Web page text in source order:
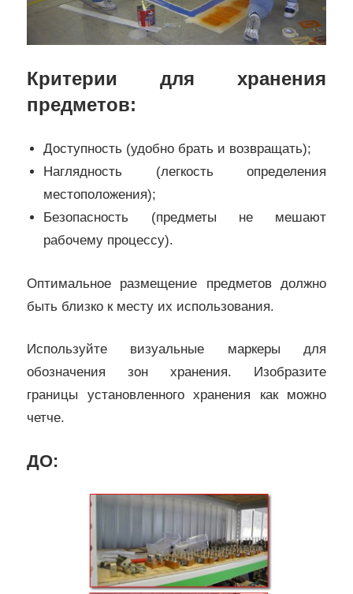
Критерии для хранения
предметов:
Доступность (удобно брать и возвращать);
Наглядность (легкость определения
местоположения);
Безопасность (предметы не мешают
рабочему процессу).
Оптимальное размещение предметов должно
быть близко к месту их использования.
Используйте визуальные маркеры для
обозначения зон хранения. Изобразите
границы установленного хранения как можно
четче.
ДО: